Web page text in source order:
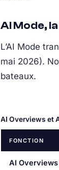
AI Mode,
L’AI Mode
mai 2026).
bateaux.
AI Overviews et
FONCTION
AI Overviews